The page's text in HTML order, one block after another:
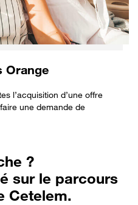
Orange
l’acquisition d’une offre
une demande de
?
sur le parcours
Cetelem.